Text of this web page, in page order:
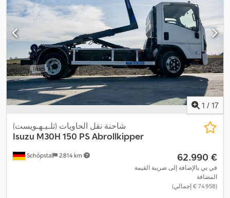
التحكم في الجر, نظام التشغيل والإيقاف التلقائي, نظام الفرامل المانعة
للانغلاق (ABS), وسادة هوائية
1 / 17
Schöpstal 2.814 km
شاحنة نقل الحاويات (تلـيـهـويست)
Isuzu M30H 150 PS Abrollkipper
‏62.990 €
في بي بالإضافة إلى ضريبة القيمة
المضافة
(‏74.958 € إجمالي)